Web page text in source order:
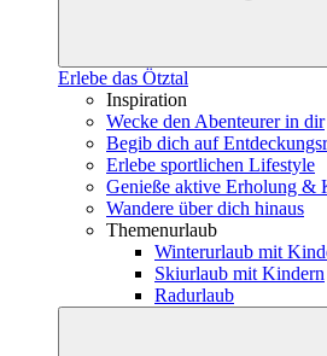
Erlebe das Ötztal
Inspiration
Wecke den Abenteurer in dir
Begib dich auf
Erlebe sportlichen Lifestyle
Genieße aktive Erholung &
Wandere über dich hinaus
Themenurlaub
Winterurlaub mit
Skiurlaub mit Kindern
Radurlaub